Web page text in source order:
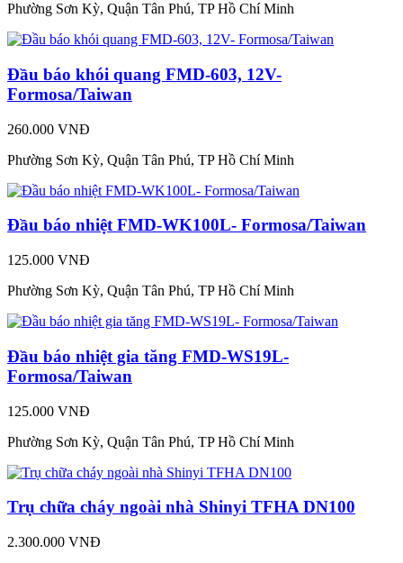
Phường Sơn Kỳ, Quận Tân Phú, TP Hồ Chí Minh
Đầu báo khói quang FMD-603, 12V-
Formosa/Taiwan
260.000 VNĐ
Phường Sơn Kỳ, Quận Tân Phú, TP Hồ Chí Minh
Đầu báo nhiệt FMD-WK100L- Formosa/Taiwan
125.000 VNĐ
Phường Sơn Kỳ, Quận Tân Phú, TP Hồ Chí Minh
Đầu báo nhiệt gia tăng FMD-WS19L-
Formosa/Taiwan
125.000 VNĐ
Phường Sơn Kỳ, Quận Tân Phú, TP Hồ Chí Minh
Trụ chữa cháy ngoài nhà Shinyi TFHA DN100
2.300.000 VNĐ